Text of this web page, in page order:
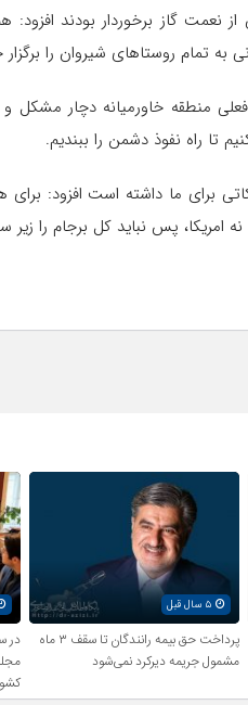
به تمام روستاهای شیروان را
منطقه خاورمیانه دچار مشکل و
تا راه نفوذ دشمن را ببندیم.
برای ما داشته است افزود:
پس نباید کل برجام را زیر
پرداخت حق بیمه رانندگان تا سقف ۳ ماه
مشمول جریمه دیرکرد نمی‌شود
در